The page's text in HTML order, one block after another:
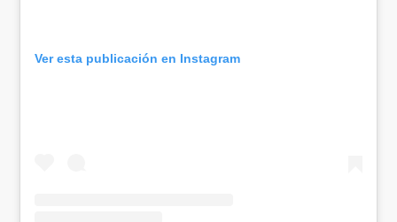
Ver esta publicación en Instagram